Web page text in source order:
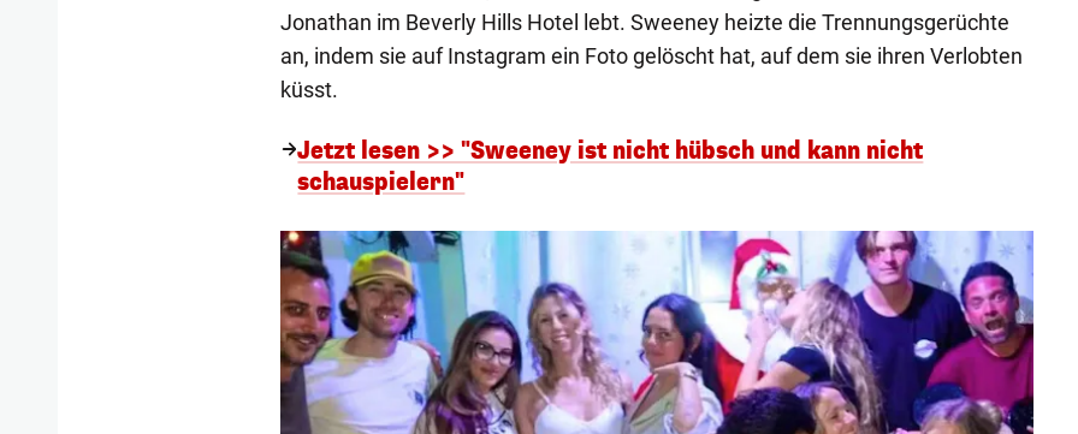
Jonathan im Beverly Hills Hotel lebt. Sweeney heizte die Trennungsgerüchte
an, indem sie auf Instagram ein Foto gelöscht hat, auf dem sie ihren Verlobten
küsst.
Jetzt lesen >> "Sweeney ist nicht hübsch und kann nicht
schauspielern"